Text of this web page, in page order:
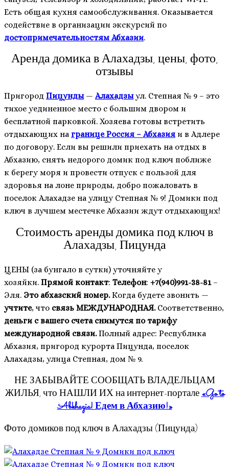
Есть общая кухня самообслуживания. Оказывается
содействие в организации экскурсий по
достопримечательностям Абхазии.
Аренда домика в Алахадзы, цены, фото,
отзывы
Пригород Пицунды—Алахадзыул. Степная № 9 – это
тихое уединенное место с большим двором и
бесплатной парковкой. Хозяева готовы встретить
отдыхающих на границе Россия – Абхазия и в Адлере
по договору. Если вы решили приехать на отдых в
Абхазию, снять недорого домик под ключ поближе
к берегу моря и провести отпуск с пользой для
здоровья на лоне природы, добро пожаловать в
поселок Алахадзе на улицу Степная № 9! Домики под
ключ в лучшем местечке Абхазии ждут отдыхающих!
Стоимость аренды домика под ключ в
Алахадзы, Пицунда
ЦЕНЫ (за бунгало в сутки) уточняйте у
хозяйки. Прямой контакт: Телефон: +7(940)991-38-81–
Эля. Это абхазский номер.Когда будете звонить —
учтите, что связь МЕЖДУНАРОДНАЯ. Соответственно,
деньги с вашего счета снимутся по тарифу
международной связи.Полный адрес: Республика
Абхазия, пригород курорта Пицунда, поселок
Алахадзы, улица Степная, дом № 9.
НЕ ЗАБЫВАЙТЕ СООБЩАТЬ ВЛАДЕЛЬЦАМ
ЖИЛЬЯ, что НАШЛИ ИХ на интернет-портале«Go to
Abkhazia! Едем в Абхазию!»
Фото домиков под ключ в Алахадзы (Пицунда)